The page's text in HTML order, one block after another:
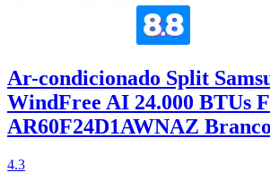
Ar-condicionado Split
WindFree AI 24.000 BTUs
AR60F24D1AWNAZ Branco
4.3